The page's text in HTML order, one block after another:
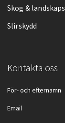
Skog &
Slirskydd
Kontakta oss